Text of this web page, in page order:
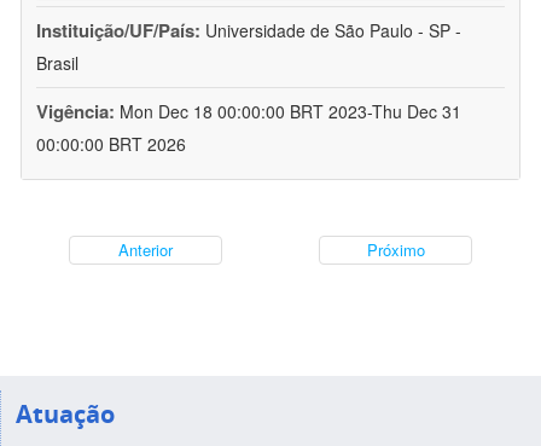
Instituição/UF/País: Universidade de São Paulo - SP -
Brasil
Vigência: Mon Dec 18 00:00:00 BRT 2023-Thu Dec 31
00:00:00 BRT 2026
Anterior Próximo
Atuação